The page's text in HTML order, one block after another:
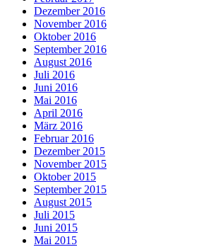
Dezember 2016
November 2016
Oktober 2016
September 2016
August 2016
Juli 2016
Juni 2016
Mai 2016
April 2016
März 2016
Februar 2016
Dezember 2015
November 2015
Oktober 2015
September 2015
August 2015
Juli 2015
Juni 2015
Mai 2015